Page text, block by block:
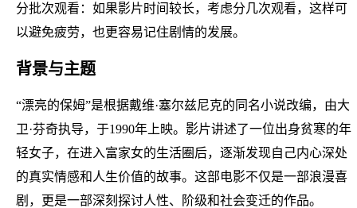
分批次观看：如果影片时间较长，考虑分几次观看，这样可
以避免疲劳，也更容易记住剧情的发展。
背景与主题
“漂亮的保姆”是根据戴维·塞尔兹尼克的同名小说改编，由大
卫·芬奇执导，于1990年上映。影片讲述了一位出身贫寒的年
轻女子，在进入富家女的生活圈后，逐渐发现自己内心深处
的真实情感和人生价值的故事。这部电影不仅是一部浪漫喜
剧，更是一部深刻探讨人性、阶级和社会变迁的作品。